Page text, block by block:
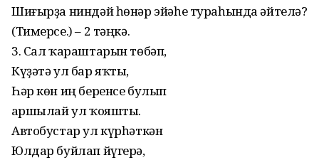
Шиғырҙа ниндәй һөнәр эйәһе тураһында әйтелә?
(Тимерсе.) – 2 тәңкә.
3. Сал ҡараштарын төбәп,
Күҙәтә ул бар яҡты,
Һәр көн иң беренсе булып
Ҡаршылай ул ҡояшты.
Автобустар ул күрһәткән
Юлдар буйлап йүгерә,